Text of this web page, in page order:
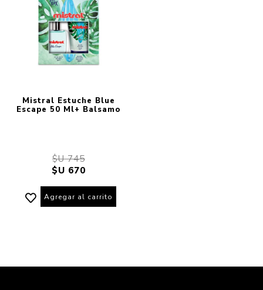
Mistral Estuche Blue
Escape 50 Ml+ Balsamo
$U 745
$U 670
Agregar al carrito